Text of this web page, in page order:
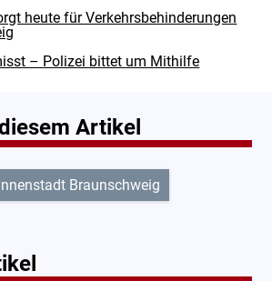
heute für Verkehrsbehinderungen
– Polizei bittet um Mithilfe
Artikel
Innenstadt Braunschweig